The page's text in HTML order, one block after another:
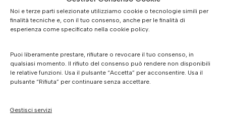
Noi e terze parti selezionate utilizziamo cookie o tecnologie simili per
finalità tecniche e, con il tuo consenso, anche per le finalità di
esperienza come specificato nella cookie policy.
Puoi liberamente prestare, rifiutare o revocare il tuo consenso, in
qualsiasi momento. Il rifiuto del consenso può rendere non disponibili
le relative funzioni. Usa il pulsante “Accetta” per acconsentire. Usa il
pulsante “Rifiuta” per continuare senza accettare.
Gestisci servizi